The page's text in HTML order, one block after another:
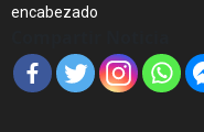
encabezado